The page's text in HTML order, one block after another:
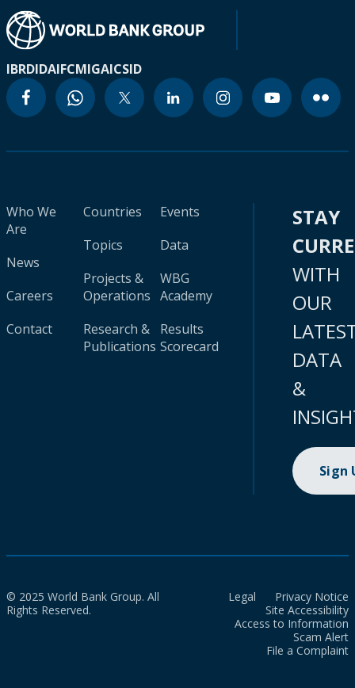
IBRDIDAIFCMIGAICSID
Who We
Are
News
Careers
Contact
Countries
Topics
Projects &
Operations
Research &
Publications
Events
Data
WBG
Academy
Results
Scorecard
STAY
WITH
OUR
DATA
&
Sign
© 2025 World Bank Group. All
Rights Reserved.
Legal
Privacy Notice
Site Accessibility
Access to Information
Scam Alert
File a Complaint